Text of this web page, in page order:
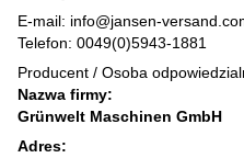
E-mail: info@jansen-
Telefon: 0049(0)5943-1881
Producent / Osoba
Nazwa firmy:
Grünwelt Maschinen GmbH
Adres: